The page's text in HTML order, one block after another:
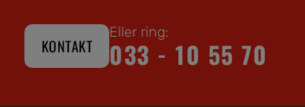
KONTAKT
Eller ring:
033 - 10 55 70